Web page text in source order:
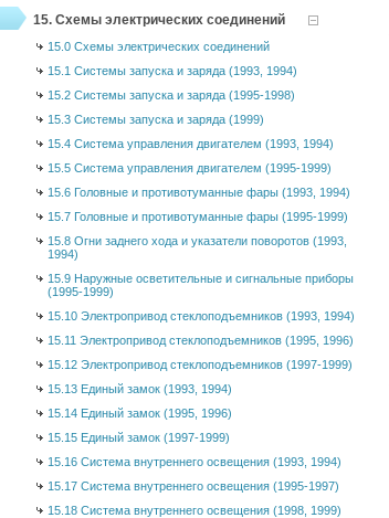
15. Схемы электрических соединений
15.0 Схемы электрических соединений
15.1 Системы запуска и заряда (1993, 1994)
15.2 Системы запуска и заряда (1995-1998)
15.3 Системы запуска и заряда (1999)
15.4 Система управления двигателем (1993, 1994)
15.5 Система управления двигателем (1995-1999)
15.6 Головные и противотуманные фары (1993, 1994)
15.7 Головные и противотуманные фары (1995-1999)
15.8 Огни заднего хода и указатели поворотов (1993,
1994)
15.9 Наружные осветительные и сигнальные приборы
(1995-1999)
15.10 Электропривод стеклоподъемников (1993, 1994)
15.11 Электропривод стеклоподъемников (1995, 1996)
15.12 Электропривод стеклоподъемников (1997-1999)
15.13 Единый замок (1993, 1994)
15.14 Единый замок (1995, 1996)
15.15 Единый замок (1997-1999)
15.16 Система внутреннего освещения (1993, 1994)
15.17 Система внутреннего освещения (1995-1997)
15.18 Система внутреннего освещения (1998, 1999)